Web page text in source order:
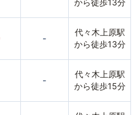
から徒歩13分
-
代々木上原駅
から徒歩13分
-
代々木上原駅
から徒歩15分